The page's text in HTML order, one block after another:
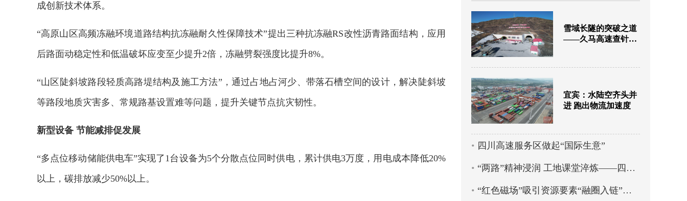
成创新技术体系。
“高原山区高频冻融环境道路结构抗冻融耐久性保障技术”提出三种抗冻融RS改性沥青路面结构，应用
后路面动稳定性和低温破坏应变至少提升2倍，冻融劈裂强度比提升8%。
“山区陡斜坡路段轻质高路堤结构及施工方法”，通过占地占河少、带落石槽空间的设计，解决陡斜坡
等路段地质灾害多、常规路基设置难等问题，提升关键节点抗灾韧性。
新型设备 节能减排促发展
“多点位移动储能供电车”实现了1台设备为5个分散点位同时供电，累计供电3万度，用电成本降低20%
以上，碳排放减少50%以上。
雪域长隧的突破之道
——久马高速查针梁
宜宾：水陆空齐头并
进 跑出物流加速度
四川高速服务区做起“国际生意”
“两路”精神浸润 工地课堂淬炼——四川交通职业技术学院创新培养蜀道工匠人才
“红色磁场”吸引资源要素“融圈入链”——蜀道集团以党建引领物流产业高质量发展